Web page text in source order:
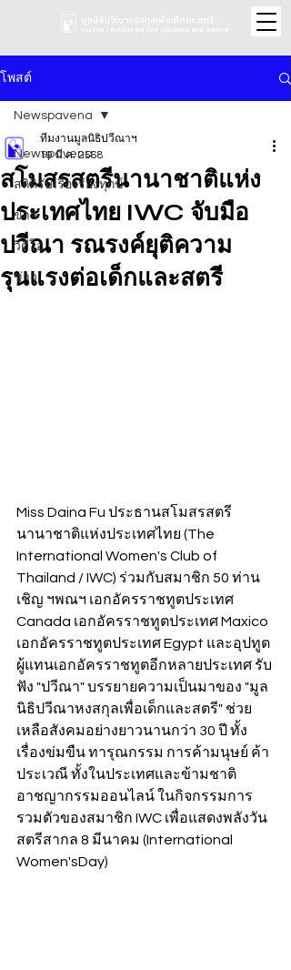
โพสต์
Newspavena
สถิติรับเรื่องร้องทุกข์
ข่าว
วิดีโอ
ข่าว
Newspavena
สโมสรสตรีนานาชาติแห่ง
ประเทศไทย IWC จับมือ
ปวีณา รณรงค์ยุติความ
รุนแรงต่อเด็กและสตรี
ทีมงานมูลนิธิปวีณาฯ
19 มี.ค. 2568
Miss Daina Fu ประธานสโมสรสตรี
นานาชาติแห่งประเทศไทย (The
International Women's Club of
Thailand / IWC) ร่วมกับสมาชิก 50 ท่าน
เชิญ ฯพณฯ เอกอัครราชทูตประเทศ
Canada เอกอัครราชทูตประเทศ Maxico
เอกอัครราชทูตประเทศ Egypt และอุปทูต
ผู้แทนเอกอัครราชทูตอีกหลายประเทศ รับ
ฟัง "ปวีณา" บรรยายความเป็นมาของ "มูล
นิธิปวีณาหงสกุลเพื่อเด็กและสตรี" ช่วย
เหลือสังคมอย่างยาวนานกว่า 30 ปี ทั้ง
เรื่องข่มขืน ทารุณกรรม การค้ามนุษย์ ค้า
ประเวณี ทั้งในประเทศและข้ามชาติ
อาชญากรรมออนไลน์ ในกิจกรรมการ
รวมตัวของสมาชิก IWC เพื่อแสดงพลังวัน
สตรีสากล 8 มีนาคม (International
Women'sDay)